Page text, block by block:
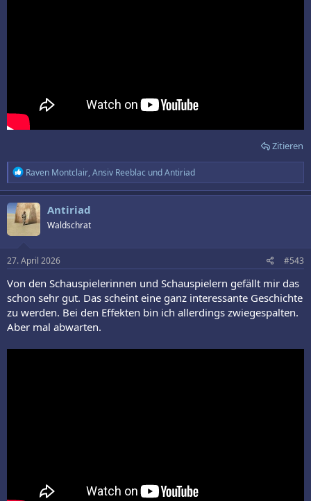
Zitieren
R
e
a
k
t
i
o
e
n
Raven Montclair, Ansiv Reeblac undAntiriad
Antiriad
Waldschrat
27. April 2026 #543
Von den Schauspielerinnen und Schauspielern gefällt mir das
schon sehr gut. Das scheint eine ganz interessante Geschichte
zu werden. Bei den Effekten bin ich allerdings zwiegespalten.
Aber mal abwarten.